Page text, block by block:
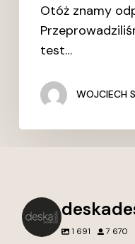
Otóż znamy
test…
WOJCIECH
1 691 7 670